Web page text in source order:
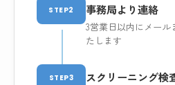
STEP2 事務局より連絡
3営業日以内にメー
たします
STEP3 スクリーニング検